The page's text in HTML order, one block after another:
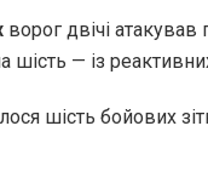
ворог двічі
шість — із
шість бойових